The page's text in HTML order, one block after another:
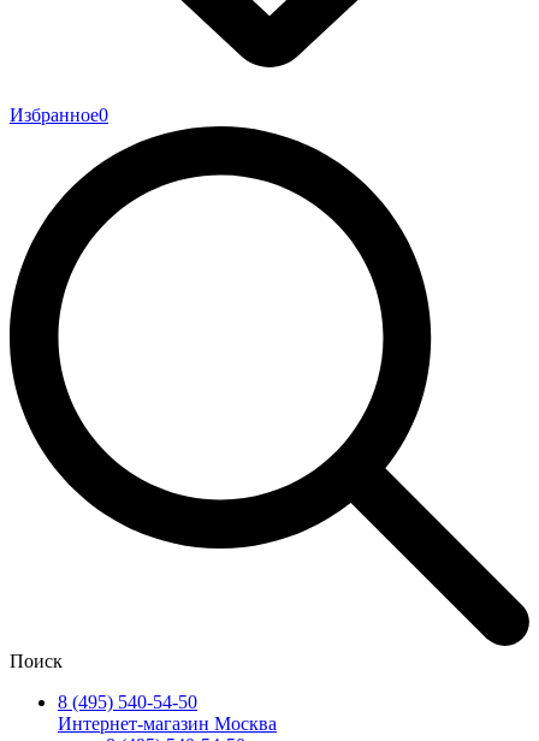
Избранное0
Поиск
8 (495) 540-54-50
Интернет-магазин Москва